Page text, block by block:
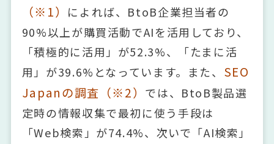
（※1）
によれば、BtoB企業担当者の
90%以上が購買活動でAIを活用しており、
「積極的に活用」が52.3%、「たまに活
用」が39.6%となっています。また、 SEO
Japanの調査（※2） では、BtoB製品選
定時の情報収集で最初に使う手段は
「Web検索」が74.4%、次いで「AI検索」